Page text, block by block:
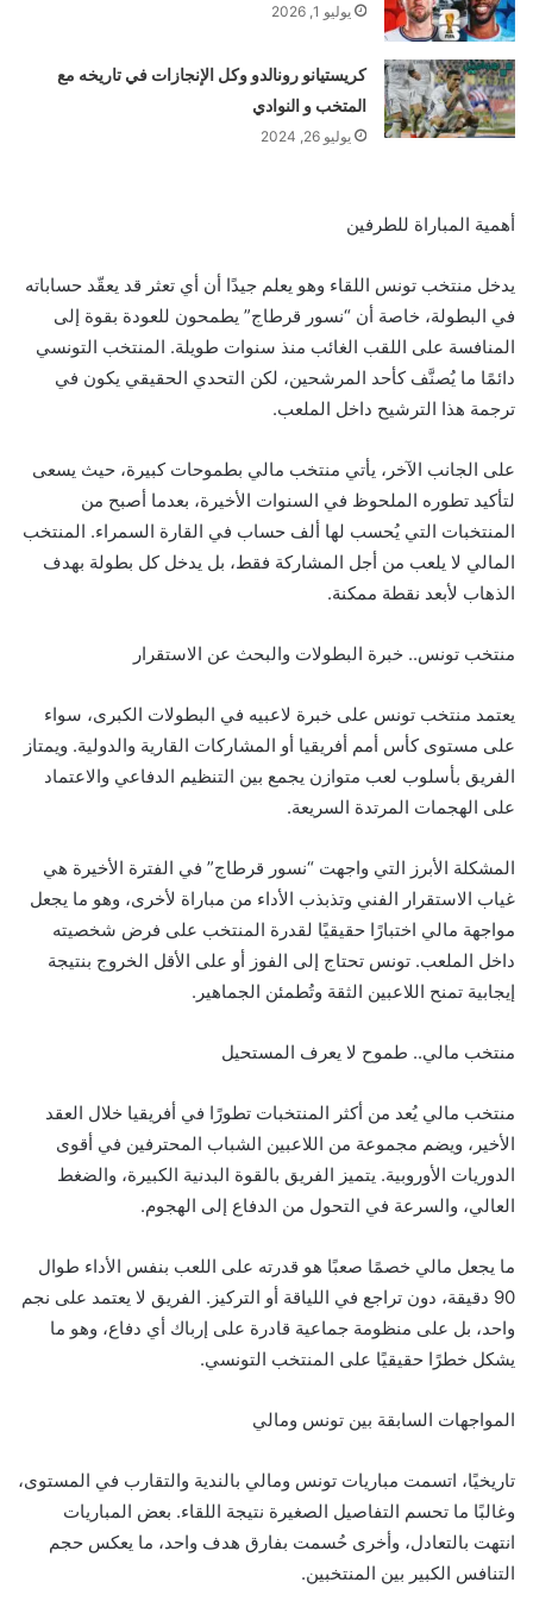
يوليو 1, 2026
كريستيانو رونالدو وكل الإنجازات في تاريخه مع
المتخب و النوادي
يوليو 26, 2024
أهمية المباراة للطرفين
يدخل منتخب تونس اللقاء وهو يعلم جيدًا أن أي تعثر قد يعقّد حساباته
في البطولة، خاصة أن “نسور قرطاج” يطمحون للعودة بقوة إلى
المنافسة على اللقب الغائب منذ سنوات طويلة. المنتخب التونسي
دائمًا ما يُصنَّف كأحد المرشحين، لكن التحدي الحقيقي يكون في
ترجمة هذا الترشيح داخل الملعب.
على الجانب الآخر، يأتي منتخب مالي بطموحات كبيرة، حيث يسعى
لتأكيد تطوره الملحوظ في السنوات الأخيرة، بعدما أصبح من
المنتخبات التي يُحسب لها ألف حساب في القارة السمراء. المنتخب
المالي لا يلعب من أجل المشاركة فقط، بل يدخل كل بطولة بهدف
الذهاب لأبعد نقطة ممكنة.
منتخب تونس.. خبرة البطولات والبحث عن الاستقرار
يعتمد منتخب تونس على خبرة لاعبيه في البطولات الكبرى، سواء
على مستوى كأس أمم أفريقيا أو المشاركات القارية والدولية. ويمتاز
الفريق بأسلوب لعب متوازن يجمع بين التنظيم الدفاعي والاعتماد
على الهجمات المرتدة السريعة.
المشكلة الأبرز التي واجهت “نسور قرطاج” في الفترة الأخيرة هي
غياب الاستقرار الفني وتذبذب الأداء من مباراة لأخرى، وهو ما يجعل
مواجهة مالي اختبارًا حقيقيًا لقدرة المنتخب على فرض شخصيته
داخل الملعب. تونس تحتاج إلى الفوز أو على الأقل الخروج بنتيجة
إيجابية تمنح اللاعبين الثقة وتُطمئن الجماهير.
منتخب مالي.. طموح لا يعرف المستحيل
منتخب مالي يُعد من أكثر المنتخبات تطورًا في أفريقيا خلال العقد
الأخير، ويضم مجموعة من اللاعبين الشباب المحترفين في أقوى
الدوريات الأوروبية. يتميز الفريق بالقوة البدنية الكبيرة، والضغط
العالي، والسرعة في التحول من الدفاع إلى الهجوم.
ما يجعل مالي خصمًا صعبًا هو قدرته على اللعب بنفس الأداء طوال
90 دقيقة، دون تراجع في اللياقة أو التركيز. الفريق لا يعتمد على نجم
واحد، بل على منظومة جماعية قادرة على إرباك أي دفاع، وهو ما
يشكل خطرًا حقيقيًا على المنتخب التونسي.
المواجهات السابقة بين تونس ومالي
تاريخيًا، اتسمت مباريات تونس ومالي بالندية والتقارب في المستوى،
وغالبًا ما تحسم التفاصيل الصغيرة نتيجة اللقاء. بعض المباريات
انتهت بالتعادل، وأخرى حُسمت بفارق هدف واحد، ما يعكس حجم
التنافس الكبير بين المنتخبين.